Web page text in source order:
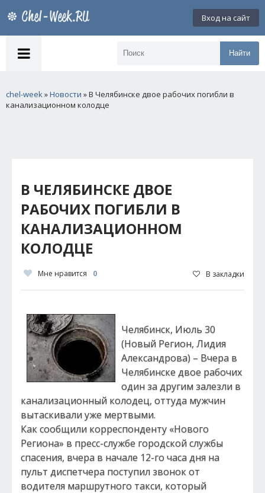
Вход на сайт
Найти
chel-week»Новости » В Челябинске двое рабочих погибли в
канализационном колодце
В ЧЕЛЯБИНСКЕ ДВОЕ
РАБОЧИХ ПОГИБЛИ В
КАНАЛИЗАЦИОННОМ
КОЛОДЦЕ
Мне нравится 0 В закладки
Челябинск, Июль 30
(Новый Регион, Лидия
Александрова) – Вчера в
Челябинске двое рабочих
один за другим залезли в
канализационный колодец, оттуда мужчин
вытаскивали уже мертвыми.
Как сообщили корреспонденту «Нового
Региона» в пресс-службе городской службы
спасения, вчера в начале 12-го часа дня на
пульт диспетчера поступил звонок от
водителя маршрутного такси, который